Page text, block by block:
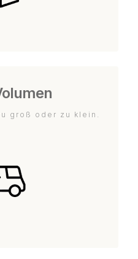
groß oder zu klein.